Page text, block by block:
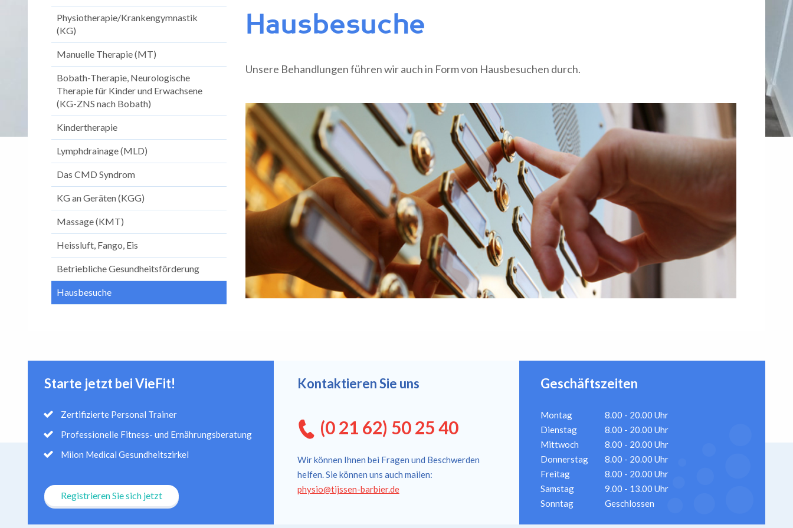
Physiotherapie/Krankengymnastik
(KG)
Manuelle Therapie (MT)
Bobath-Therapie, Neurologische
Therapie für Kinder und Erwachsene
(KG-ZNS nach Bobath)
Kindertherapie
Lymphdrainage (MLD)
Das CMD Syndrom
KG an Geräten (KGG)
Massage (KMT)
Heissluft, Fango, Eis
Betriebliche Gesundheitsförderung
Hausbesuche
Hausbesuche
Unsere Behandlungen führen wir auch in Form von Hausbesuchen durch.
Starte jetzt bei VieFit!
Zertifizierte Personal Trainer
Professionelle Fitness- und Ernährungsberatung
Milon Medical Gesundheitszirkel
Registrieren Sie sich jetzt
Kontaktieren Sie uns
(0 21 62) 50 25 40
Wir können Ihnen bei Fragen und Beschwerden
helfen. Sie können uns auch mailen:
physio@tijssen-barbier.de
Geschäftszeiten
Montag
8.00 - 20.00 Uhr
Dienstag
8.00 - 20.00 Uhr
Mittwoch
8.00 - 20.00 Uhr
Donnerstag
8.00 - 20.00 Uhr
Freitag
8.00 - 20.00 Uhr
Samstag
9.00 - 13.00 Uhr
Sonntag
Geschlossen